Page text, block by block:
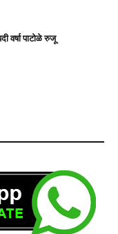
वर्षा पाटोळे रुजू